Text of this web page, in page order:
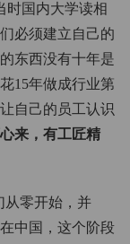
时国内大学读相
必须建立自己的
东西没有十年是
15年做成行业第
自己的员工认识
来，有工匠精
从零开始，并
中国，这个阶段